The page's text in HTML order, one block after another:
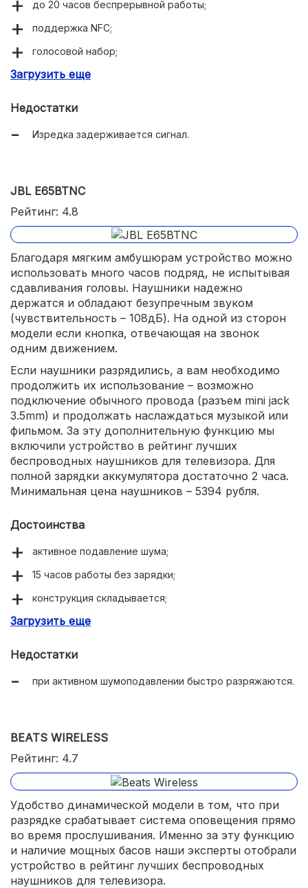
до 20 часов беспрерывной работы;
поддержка NFC;
голосовой набор;
надежный микрофон.
Загрузить еще
Недостатки
Изредка задерживается сигнал.
JBL E65BTNC
Рейтинг: 4.8
Благодаря мягким амбушюрам устройство можно
использовать много часов подряд, не испытывая
сдавливания головы. Наушники надежно
держатся и обладают безупречным звуком
(чувствительность – 108дБ). На одной из сторон
модели если кнопка, отвечающая на звонок
одним движением.
Если наушники разрядились, а вам необходимо
продолжить их использование – возможно
подключение обычного провода (разъем mini jack
3.5mm) и продолжать наслаждаться музыкой или
фильмом. За эту дополнительную функцию мы
включили устройство в рейтинг лучших
беспроводных наушников для телевизора. Для
полной зарядки аккумулятора достаточно 2 часа.
Минимальная цена наушников – 5394 рубля.
Достоинства
активное подавление шума;
15 часов работы без зарядки;
конструкция складывается;
есть микрофон;
Загрузить еще
Недостатки
при активном шумоподавлении быстро разряжаются.
BEATS WIRELESS
Рейтинг: 4.7
Удобство динамической модели в том, что при
разрядке срабатывает система оповещения прямо
во время прослушивания. Именно за эту функцию
и наличие мощных басов наши эксперты отобрали
устройство в рейтинг лучших беспроводных
наушников для телевизора.